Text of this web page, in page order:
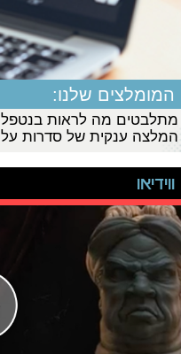
המומלצים שלנו:
מתלבטים מה לראות
המלצה ענקית של סדרות על
ווידיאו